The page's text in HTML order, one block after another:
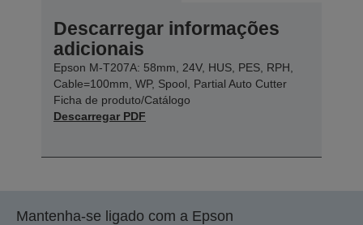
Descarregar informações
adicionais
Epson M-T207A: 58mm, 24V, HUS, PES, RPH,
Cable=100mm, WP, Spool, Partial Auto Cutter
Ficha de produto/Catálogo
Descarregar PDF
Mantenha-se ligado com a Epson